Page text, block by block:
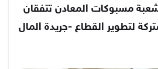
مسبوكات المعادن تتفقان
لتطوير القطاع -جريدة المال